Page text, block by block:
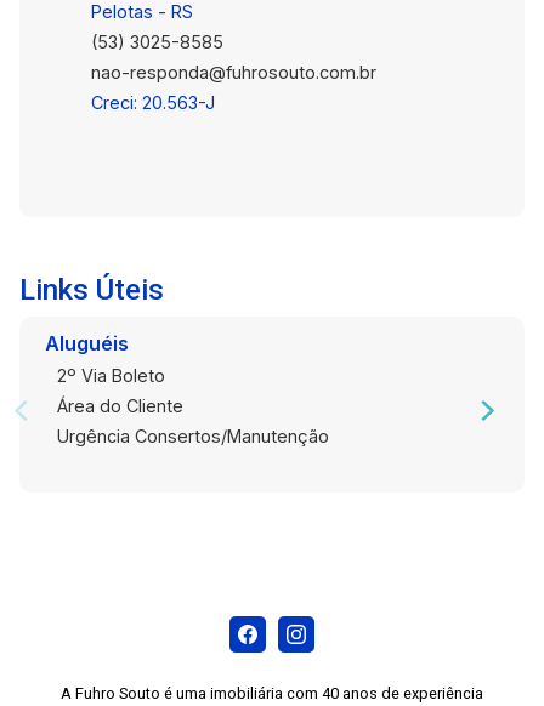
Pelotas - RS
(53) 3025-8585
nao-responda@fuhrosouto.com.br
Creci: 20.563-J
Links Úteis
Aluguéis
2º Via Boleto
Área do Cliente
Urgência Consertos/Manutenção
A Fuhro Souto é uma imobiliária com 40 anos de experiência